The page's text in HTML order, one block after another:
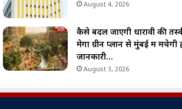
August 4, 2026
कैसे बदल जाएगी धारावी की
मेगा ग्रीन प्लान से मुंबई में
जानकारी…
August 3, 2026